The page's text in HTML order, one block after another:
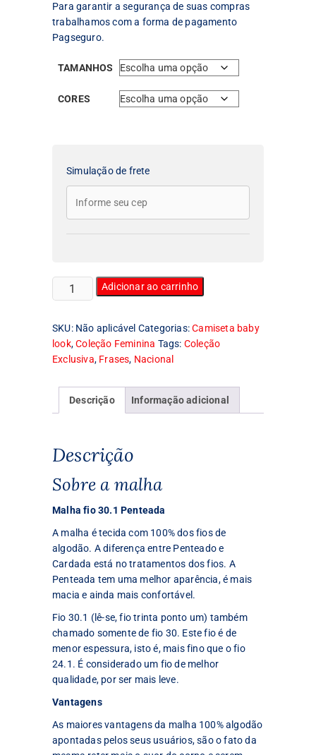
Para garantir a segurança de suas compras
trabalhamos com a forma de pagamento
Pagseguro.
TAMANHOS
CORES
Simulação de frete
Camiseta
Feminina
Look
I
Love
Adicionar ao carrinho
SKU: Não aplicável Categorias:Camiseta baby
look,Coleção Feminina Tags: Coleção
Exclusiva, Frases, Nacional
Descrição Informação adicional
Descrição
Sobre a malha
Malha fio 30.1 Penteada
A malha é tecida com 100% dos fios de
algodão. A diferença entre Penteado e
Cardada está no tratamentos dos fios. A
Penteada tem uma melhor aparência, é mais
macia e ainda mais confortável.
Fio 30.1 (lê-se, fio trinta ponto um) também
chamado somente de fio 30. Este fio é de
menor espessura, isto é, mais fino que o fio
24.1. É considerado um fio de melhor
qualidade, por ser mais leve.
Vantagens
As maiores vantagens da malha 100% algodão
apontadas pelos seus usuários, são o fato da